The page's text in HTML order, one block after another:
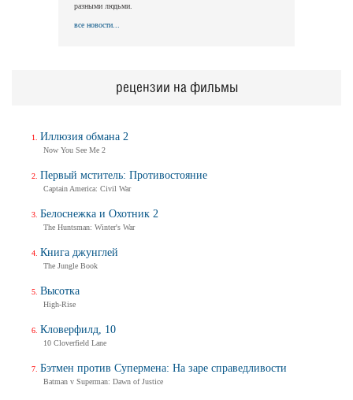
разными людьми.
все новости...
рецензии на фильмы
Иллюзия обмана 2
Now You See Me 2
Первый мститель: Противостояние
Captain America: Civil War
Белоснежка и Охотник 2
The Huntsman: Winter's War
Книга джунглей
The Jungle Book
Высотка
High-Rise
Кловерфилд, 10
10 Cloverfield Lane
Бэтмен против Супермена: На заре справедливости
Batman v Superman: Dawn of Justice